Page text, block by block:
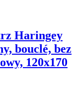
Haringey
bouclé, bez
120x170